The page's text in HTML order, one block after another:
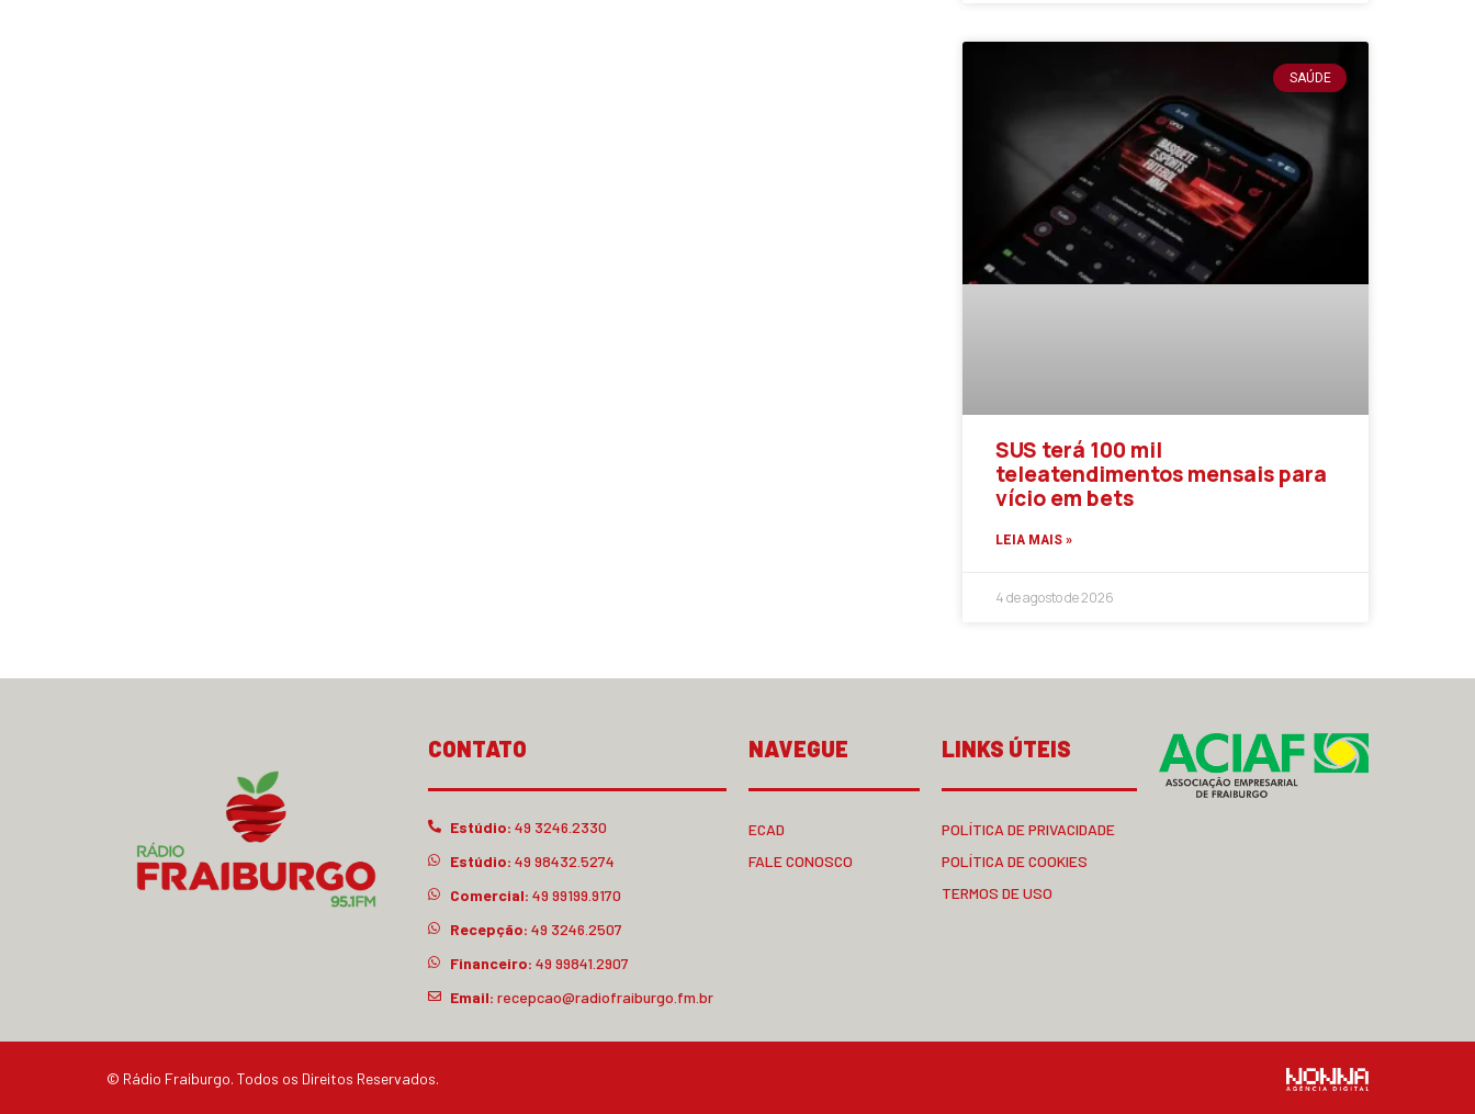
SAÚDE
SUS terá 100 mil
teleatendimentos mensais para
vício em bets
LEIA MAIS »
4 de agosto de 2026
CONTATO
Estúdio: 49 3246.2330
Estúdio: 49 98432.5274
Comercial: 49 99199.9170
Recepção: 49 3246.2507
Financeiro: 49 99841.2907
Email: recepcao@radiofraiburgo.fm.br
NAVEGUE
ECAD
FALE CONOSCO
LINKS ÚTEIS
POLÍTICA DE PRIVACIDADE
POLÍTICA DE COOKIES
TERMOS DE USO
© Rádio Fraiburgo. Todos os Direitos Reservados.